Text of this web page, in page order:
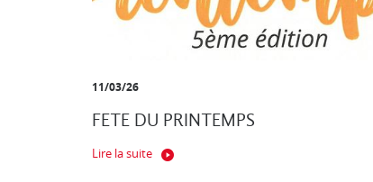
11/03/26
FETE DU PRINTEMPS
Lire la suite